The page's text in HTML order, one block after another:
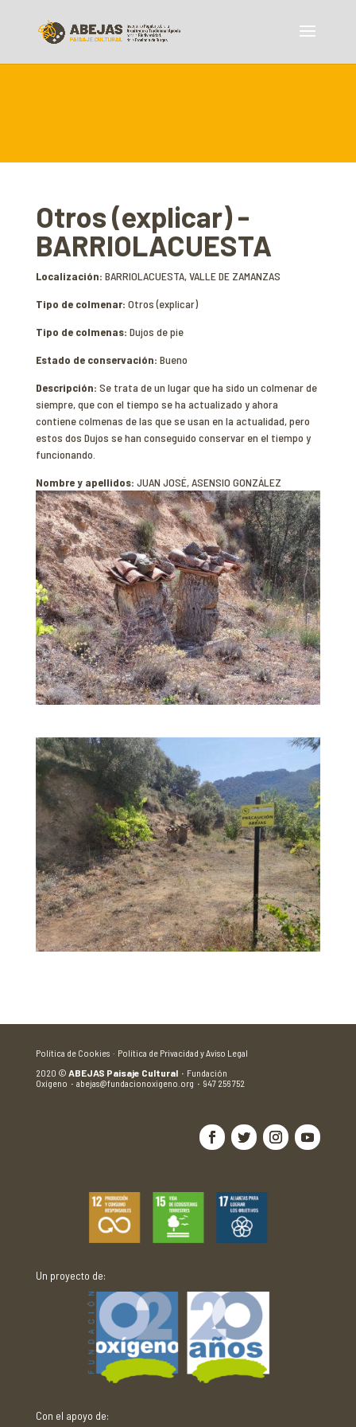
Otros (explicar) -
BARRIOLACUESTA
Localización: BARRIOLACUESTA, VALLE DE ZAMANZAS
Tipo de colmenar: Otros (explicar)
Tipo de colmenas: Dujos de pie
Estado de conservación: Bueno
Descripción: Se trata de un lugar que ha sido un colmenar de
siempre, que con el tiempo se ha actualizado y ahora
contiene colmenas de las que se usan en la actualidad, pero
estos dos Dujos se han conseguido conservar en el tiempo y
funcionando.
Nombre y apellidos: JUAN JOSÉ, ASENSIO GONZÁLEZ
Política de Cookies · Política de Privacidad y Aviso Legal
2020 © ABEJAS Paisaje Cultural · Fundación
Oxígeno · abejas@fundacionoxigeno.org · 947 256 752
Un proyecto de:
Con el apoyo de: